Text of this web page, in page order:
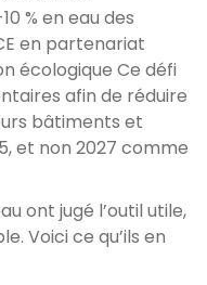
% en eau des
en partenariat
écologique Ce défi
afin de réduire
bâtiments et
et non 2027 comme
ont jugé l’outil utile,
Voici ce qu’ils en